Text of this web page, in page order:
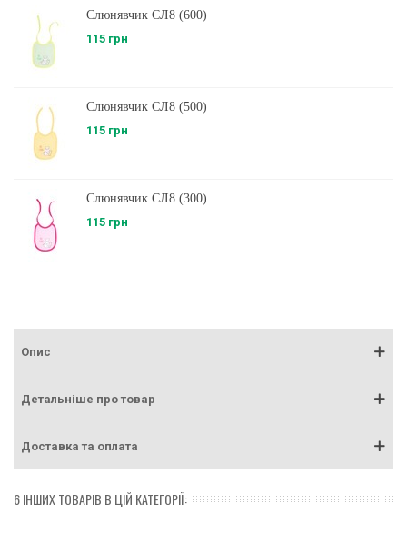
Слюнявчик СЛ8 (600)
115 грн
Слюнявчик СЛ8 (500)
115 грн
Слюнявчик СЛ8 (300)
115 грн
Опис
Детальніше про товар
Доставка та оплата
6 ІНШИХ ТОВАРІВ В ЦІЙ КАТЕГОРІЇ: